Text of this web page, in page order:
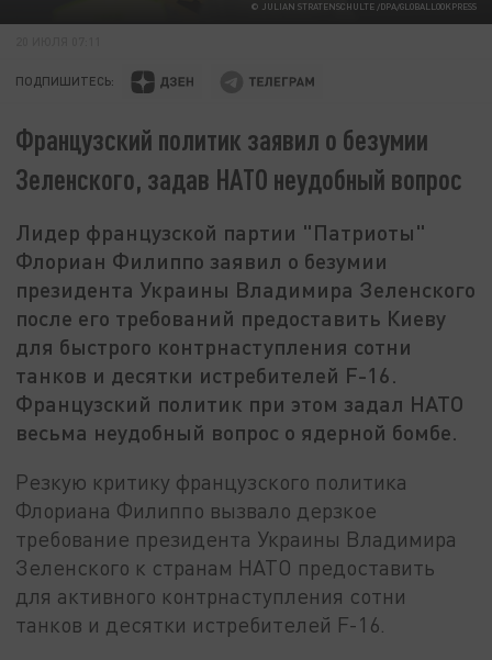
© JULIAN STRATENSCHULTE /DPA/GLOBALLOOKPRESS
ПОДПИШИТЕСЬ:
Французский политик заявил о безумии
Зеленского, задав НАТО неудобный вопрос
Лидер французской партии "Патриоты"
Флориан Филиппо заявил о безумии
президента Украины Владимира Зеленского
после его требований предоставить Киеву
для быстрого контрнаступления сотни
танков и десятки истребителей F-16.
Французский политик при этом задал НАТО
весьма неудобный вопрос о ядерной бомбе.
Резкую критику французского политика
Флориана Филиппо вызвало дерзкое
требование президента Украины Владимира
Зеленского к странам НАТО предоставить
для активного контрнаступления сотни
танков и десятки истребителей F-16.